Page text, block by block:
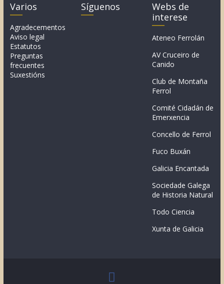
Varios
Agradecementos
Aviso legal
Estatutos
Preguntas
frecuentes
Suxestións
Síguenos
Webs de
interese
Ateneo Ferrolán
AV Cruceiro de
Canido
Club de Montaña
Ferrol
Comité Cidadán de
Emerxencia
Concello de Ferrol
Fuco Buxán
Galicia Encantada
Sociedade Galega
de Historia Natural
Todo Ciencia
Xunta de Galicia